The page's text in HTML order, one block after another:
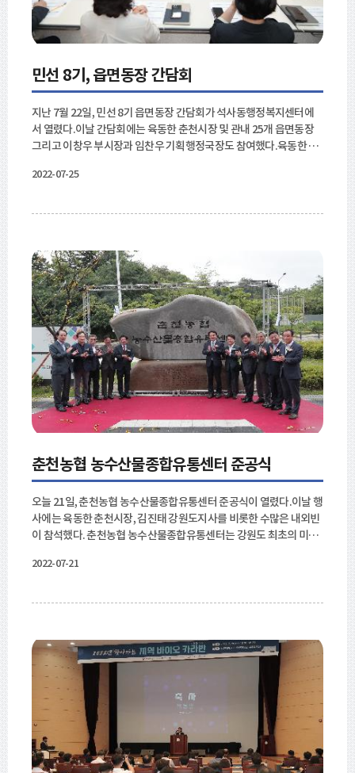
려운 점을 꼼꼼히 청취했다. 육동한 춘천시장의 읍면동 ‘새로운 만
남’은 다음 달 8월 4일까지 모든 읍면동을 대상으로 진행될 계획이다.
민선 8기, 읍면동장 간담회
지난 7월 22일, 민선 8기 읍면동장 간담회가 석사동행정복지센터에
서 열렸다.이날 간담회에는 육동한 춘천시장 및 관내 25개 읍면동장
그리고 이창우 부시장과 임찬우 기획행정국장도 참여했다.육동한 춘
저 듣는 분들이다.때로는 어려운 민원도 상대해야 하는 것을 잘 안다.
다.”하고 했다. 이날 간담회에서는 여러 의견이 오갔다, 이대찬 사북면
의 업무체계가 되어야 책임감을 느끼고 공직에 임할 것으로 생각한
다.”라고 했다. 민귀홍 동내면장은 “읍면동의 자생단체는 대부분이 봉
사단체이다. 그러다 보니 재원확보가 관건이다.”라고 말했으며, 이에
더해, 한상안 효자2동장이 “본청에서 읍면동으로 재원을 내려줘서 자
체적인 복지 및 공동체 사업이 가능하도록 포괄 사업비 형태로 지원해
야 한다.”라고 말했다.이 밖에도 읍면동의 복지팀 통합 의견, 읍면동
현장 인력 부족으로 인한 민원 콜센터 운영에 대한의견등이 다양하게
나타났다.
2022-07-25
춘천농협 농수산물종합유통센터 준공식
오늘 21일, 춘천농협 농수산물종합유통센터 준공식이 열렸다.이날 행
사에는 육동한 춘천시장, 김진태 강원도지사를 비롯한 수많은 내외빈
이 참석했다. 춘천농협 농수산물종합유통센터는 강원도 최초의 미래
고 안전한 먹거리 공급과 동시에 시민들을 위한 문화, 휴식공간을 포
거치며 드디어 준공을 마쳤다. 자주 이길을 오고가며 과연 어떤 모습
오늘 준공을 진심으로 축하하고 경하드린다."라고 했다. 앞으로 우리
나라 농업의 중심지는 강원도가 될 것이라 기대하고 있다. 기후변화로
인한 생산의 다양성, 생산 방식의 스마트화와 함께 청정을 담보로 하
는 강원 농산물은시민의 삶을 다양하고 풍족하게 할 것이며, 춘천의
농업도 확장성을 가지고그 기능이 넓어질 것으로 예상된다.
2022-07-21